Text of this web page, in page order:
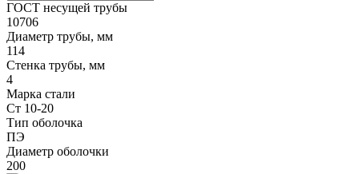
ГОСТ несущей трубы
10706
Диаметр трубы, мм
114
Стенка трубы, мм
4
Марка стали
Ст 10-20
Тип оболочка
ПЭ
Диаметр оболочки
200